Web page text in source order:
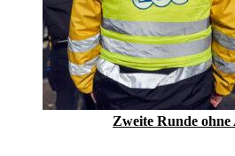
Zweite Runde ohne